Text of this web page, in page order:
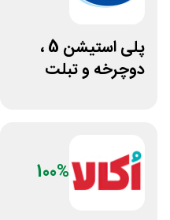
پلی استیشن 5 ،
دوچرخه و تبلت
100%